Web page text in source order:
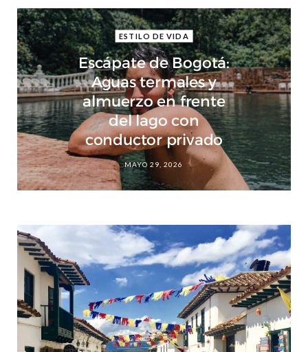
ESTILO DE VIDA
Escápate de Bogotá:
Aguas termales y
almuerzo en frente
del lago con
conductor privado
MAYO 29, 2026